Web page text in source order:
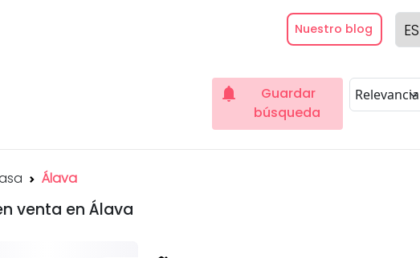
Nuestro blog
notifications
Guardar
búsqueda
Álava
venta en Álava